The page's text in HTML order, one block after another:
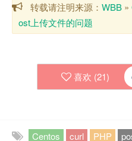
转载请注明来源： WBB »
ost上传文件的问题
喜欢 (21)
Centos curl PHP